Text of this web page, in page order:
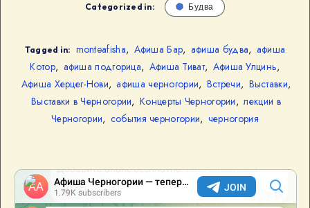
Categorized in: Будва
Tagged in: monteafisha, Афиша Бар, афиша будва, афиша
Котор, афиша подгорица, Афиша Тиват, Афиша Улцинь,
Афиша Херцег-Нови, афиша черногории, Встречи, Выставки,
Выставки в Черногории, Концерты Черногории, лекции в
Черногории, события черногории, черногория